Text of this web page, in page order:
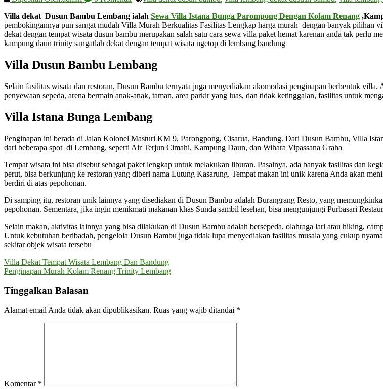
Villa dekat Dusun Bambu Lembang ialah Sewa Villa Istana Bunga Parompong Dengan Kolam Renang
pembokingannya pun sangat mudah Villa Murah Berkualitas Fasilitas Lengkap harga murah dengan banyak pilihan
dekat dengan tempat wisata dusun bambu merupakan salah satu cara sewa villa paket hemat karenan anda tak perlu
kampung daun trinity sangatlah dekat dengan tempat wisata ngetop di lembang bandung
Villa Dusun Bambu Lembang
Selain fasilitas wisata dan restoran, Dusun Bambu ternyata juga menyediakan akomodasi penginapan berbentuk
penyewaan sepeda, arena bermain anak-anak, taman, area parkir yang luas, dan tidak ketinggalan, fasilitas untuk
Villa Istana Bunga Lembang
Penginapan ini berada di Jalan Kolonel Masturi KM 9, Parongpong, Cisarua, Bandung. Dari Dusun Bambu, Villa
dari beberapa spot di Lembang, seperti Air Terjun Cimahi, Kampung Daun, dan Wihara Vipassana Graha
Tempat wisata ini bisa disebut sebagai paket lengkap untuk melakukan liburan. Pasalnya, ada banyak fasilitas dan
perut, bisa berkunjung ke restoran yang diberi nama Lutung Kasarung. Tempat makan ini unik karena Anda akan
berdiri di atas pepohonan.
Di samping itu, restoran unik lainnya yang disediakan di Dusun Bambu adalah Burangrang Resto, yang
pepohonan. Sementara, jika ingin menikmati makanan khas Sunda sambil lesehan, bisa mengunjungi Purbasari
Selain makan, aktivitas lainnya yang bisa dilakukan di Dusun Bambu adalah bersepeda, olahraga lari atau hiking,
Untuk kebutuhan beribadah, pengelola Dusun Bambu juga tidak lupa menyediakan fasilitas musala yang cukup
sekitar objek wisata tersebu
Navigasi
pos
Villa Dekat Tempat Wisata Lembang Dan Bandung
Penginapan Murah Kolam Renang Trinity Lembang
Tinggalkan Balasan
Alamat email Anda tidak akan dipublikasikan. Ruas yang wajib ditandai *
Komentar *